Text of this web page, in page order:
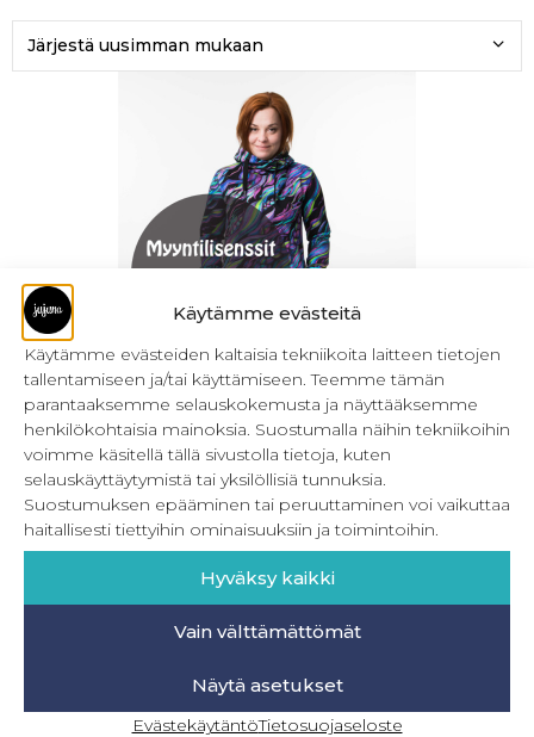
Käytämme evästeitä
Käytämme evästeiden kaltaisia tekniikoita laitteen tietojen
tallentamiseen ja/tai käyttämiseen. Teemme tämän
parantaaksemme selauskokemusta ja näyttääksemme
henkilökohtaisia mainoksia. Suostumalla näihin tekniikoihin
voimme käsitellä tällä sivustolla tietoja, kuten
selauskäyttäytymistä tai yksilöllisiä tunnuksia.
Suostumuksen epääminen tai peruuttaminen voi vaikuttaa
haitallisesti tiettyihin ominaisuuksiin ja toimintoihin.
Hyväksy kaikki
Vain välttämättömät
Näytä asetukset
EvästekäytäntöTietosuojaseloste
Myyntilisenssit – Naisten ompelukaavat
39,90€ – 59,90€ Sis. ALV
Valitse vaihtoehdoista
OMA TILI – KIRJAUTUMINEN